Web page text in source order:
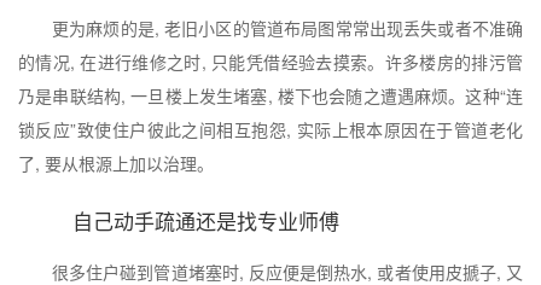
更为麻烦的是, 老旧小区的管道布局图常常出现丢失或者不准确
的情况, 在进行维修之时, 只能凭借经验去摸索。许多楼房的排污管
乃是串联结构, 一旦楼上发生堵塞, 楼下也会随之遭遇麻烦。这种“连
锁反应”致使住户彼此之间相互抱怨, 实际上根本原因在于管道老化
了, 要从根源上加以治理。
自己动手疏通还是找专业师傅
很多住户碰到管道堵塞时, 反应便是倒热水, 或者使用皮搋子, 又